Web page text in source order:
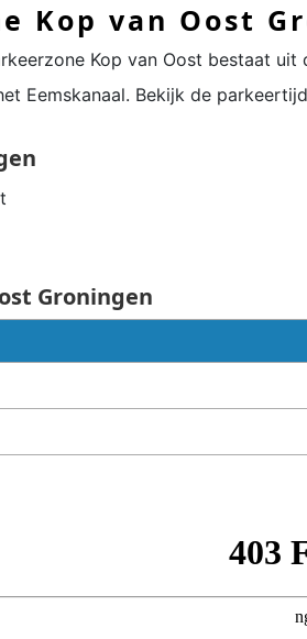
Kop van Oost
Kop van Oost bestaat uit
Eemskanaal. Bekijk de
Groningen